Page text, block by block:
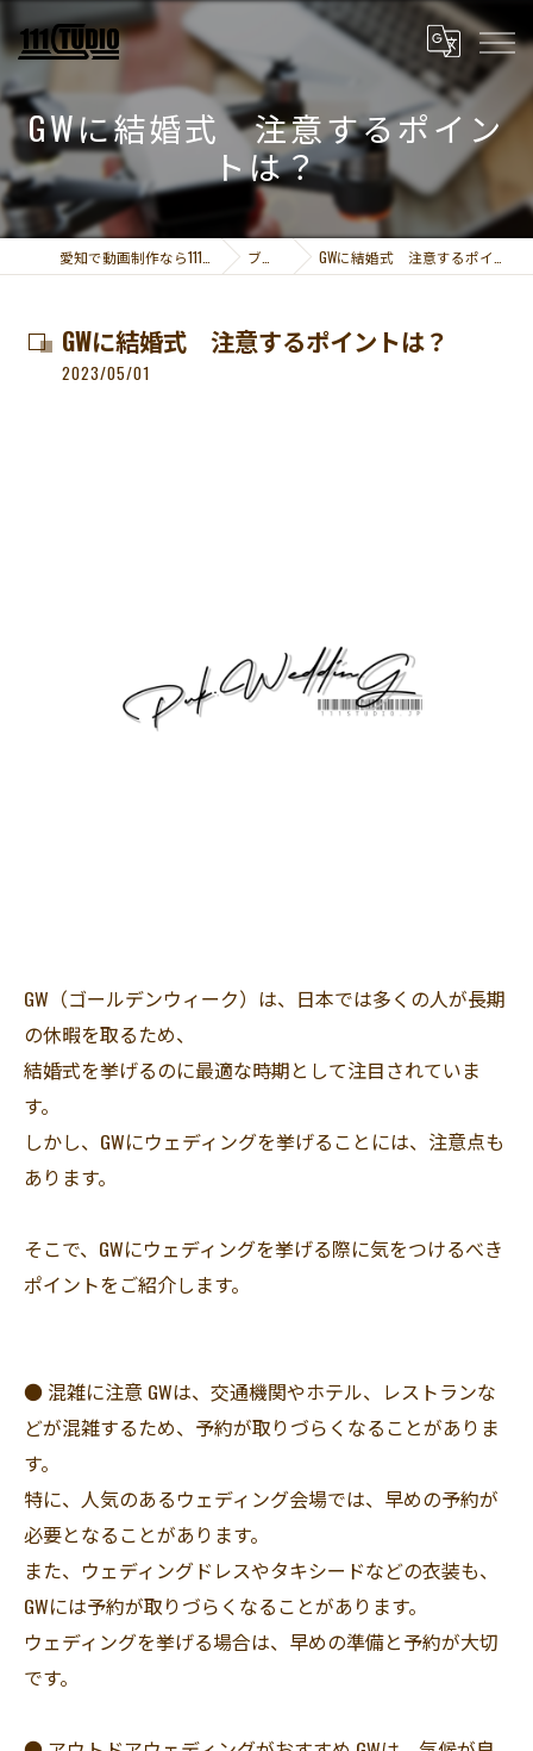
GWに結婚式 注意するポイン
トは？
ブログ GWに結婚式 注意するポイントは？
GWに結婚式 注意するポイントは？
2023/05/01
GW（ゴールデンウィーク）は、日本では多くの人が長期
の休暇を取るため、
結婚式を挙げるのに最適な時期として注目されていま
す。
しかし、GWにウェディングを挙げることには、注意点も
あります。
そこで、GWにウェディングを挙げる際に気をつけるべき
ポイントをご紹介します。
● 混雑に注意 GWは、交通機関やホテル、レストランな
どが混雑するため、予約が取りづらくなることがありま
す。
特に、人気のあるウェディング会場では、早めの予約が
必要となることがあります。
また、ウェディングドレスやタキシードなどの衣装も、
GWには予約が取りづらくなることがあります。
ウェディングを挙げる場合は、早めの準備と予約が大切
です。